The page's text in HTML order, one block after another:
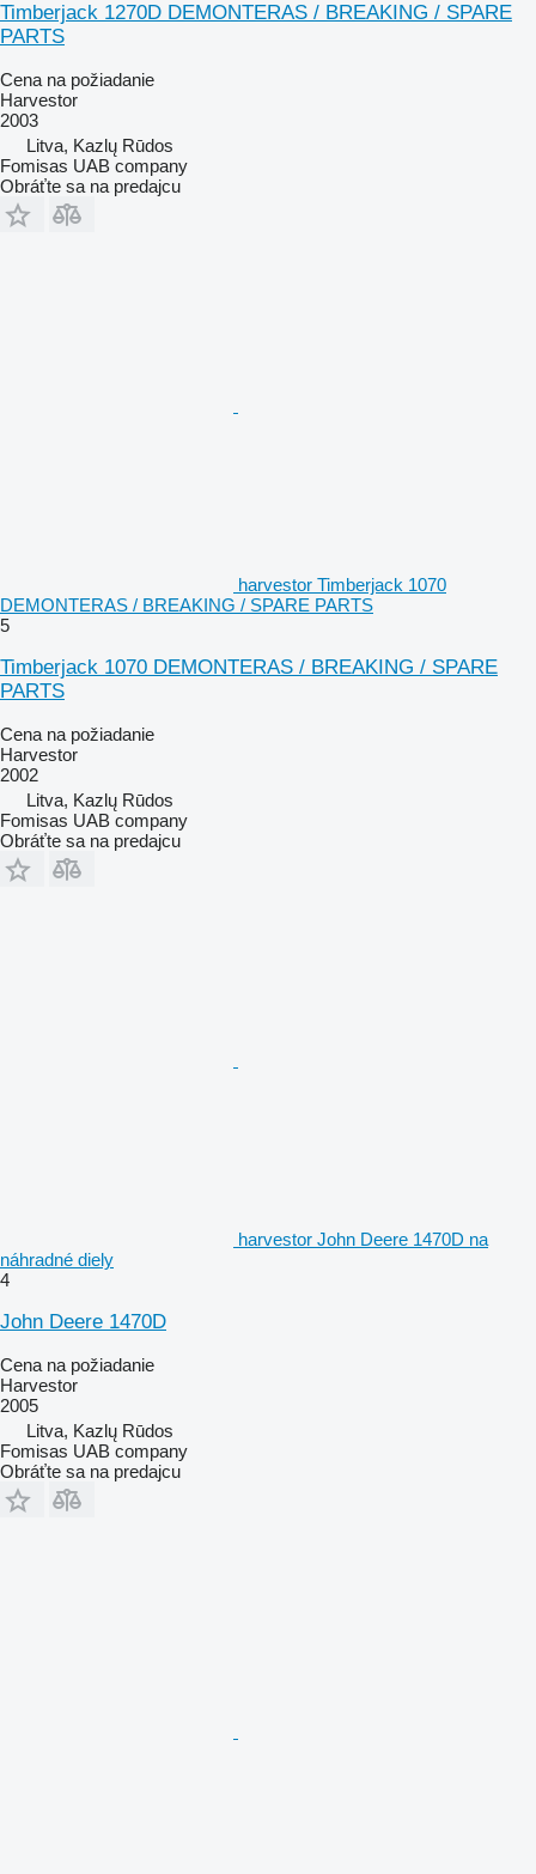
Timberjack 1270D DEMONTERAS / BREAKING / SPARE
PARTS
Cena na požiadanie
Harvestor
2003
Litva, Kazlų Rūdos
Fomisas UAB company
Obráťte sa na predajcu
harvestor Timberjack 1070
DEMONTERAS / BREAKING / SPARE PARTS
5
Timberjack 1070 DEMONTERAS / BREAKING / SPARE
PARTS
Cena na požiadanie
Harvestor
2002
Litva, Kazlų Rūdos
Fomisas UAB company
Obráťte sa na predajcu
harvestor John Deere 1470D na
náhradné diely
4
John Deere 1470D
Cena na požiadanie
Harvestor
2005
Litva, Kazlų Rūdos
Fomisas UAB company
Obráťte sa na predajcu